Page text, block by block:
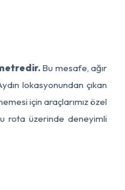
Bu mesafe, ağır
lokasyonundan çıkan
için araçlarımız özel
rota üzerinde deneyimli